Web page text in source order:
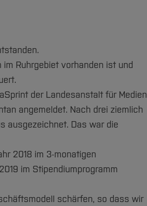
Ruhrgebiet vorhanden ist und
der Landesanstalt für Medien
angemeldet. Nach drei ziemlich
ausgezeichnet. Das war die
2018 im 3-monatigen
im Stipendiumprogramm
schärfen, so dass wir